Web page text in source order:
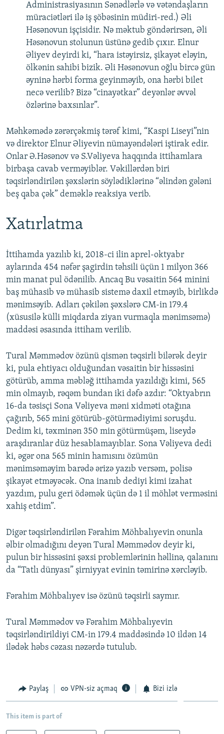
Administrasiyasının Sənədlərlə və vətəndaşların
müraciətləri ilə iş şöbəsinin müdiri-red.) Əli
Həsənovun işçisidir. Nə məktub göndərirsən, Əli
Həsənovun stolunun üstünə gedib çıxır. Elnur
Əliyev deyirdi ki, “hara istəyirsiz, şikayət eləyin,
ölkənin sahibi bizik. Əli Həsənovun oğlu bircə gün
əyninə hərbi forma geyinməyib, ona hərbi bilet
necə verilib? Bizə “cinayətkar” deyənlər əvvəl
özlərinə baxsınlar”.
Məhkəmədə zərərçəkmiş tərəf kimi, “Kaspi Liseyi”nin
və direktor Elnur Əliyevin nümayəndələri iştirak edir.
Onlar Ə.Həsənov və S.Vəliyeva haqqında ittihamlara
birbaşa cavab verməyiblər. Vəkillərdən biri
təqsirləndirilən şəxslərin söylədiklərinə “əlindən gələni
beş qaba çək” deməklə reaksiya verib.
Xatırlatma
İttihamda yazılıb ki, 2018-ci ilin aprel-oktyabr
aylarında 454 nəfər şagirdin təhsili üçün 1 milyon 366
min manat pul ödənilib. Ancaq Bu vəsaitin 564 minini
baş mühasib və mühasib sistemə daxil etməyib, birlikdə
mənimsəyib. Adları çəkilən şəxslərə CM-in 179.4
(xüsusilə külli miqdarda ziyan vurmaqla mənimsəmə)
maddəsi əsasında ittiham verilib.
Tural Məmmədov özünü qismən təqsirli bilərək deyir
ki, pula ehtiyacı olduğundan vəsaitin bir hissəsini
götürüb, amma məbləğ ittihamda yazıldığı kimi, 565
min olmayıb, rəqəm bundan iki dəfə azdır: “Oktyabrın
16-da təsisçi Sona Vəliyeva məni xidməti otağına
çağırıb, 565 mini götürüb-götürmədiyimi soruşdu.
Dedim ki, təxminən 350 min götürmüşəm, liseydə
araşdıranlar düz hesablamayıblar. Sona Vəliyeva dedi
ki, əgər ona 565 minin hamısını özümün
mənimsəməyim barədə ərizə yazıb versəm, polisə
şikayət etməyəcək. Ona inanıb dediyi kimi izahat
yazdım, pulu geri ödəmək üçün də 1 il möhlət verməsini
xahiş etdim”.
Digər təqsirləndirilən Fərahim Möhbalıyevin onunla
əlbir olmadığını deyən Tural Məmmədov deyir ki,
pulun bir hissəsini şəxsi problemlərinin həllinə, qalanını
da “Tatlı dünyası” şirniyyat evinin təmirinə xərcləyib.
Fərahim Möhbalıyev isə özünü təqsirli saymır.
Tural Məmmədov və Fərahim Möhbalıyevin
təqsirləndirildiyi CM-in 179.4 maddəsində 10 ildən 14
ilədək həbs cəzası nəzərdə tutulub.
Paylaş VPN-siz açmaq Bizi izlə
This item is part of